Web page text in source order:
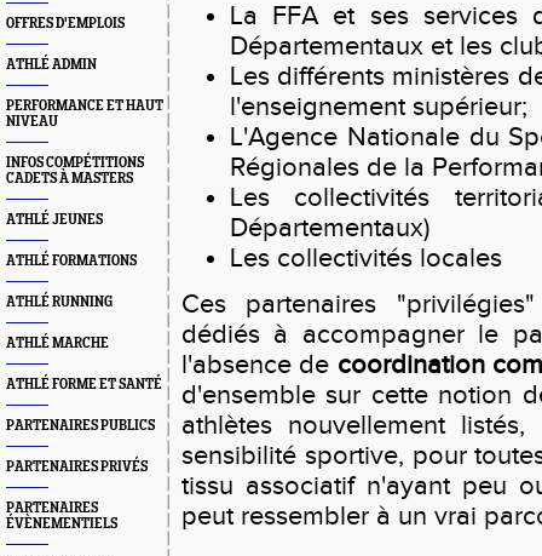
OFFRES D'EMPLOIS
ATHLÉ ADMIN
PERFORMANCE ET HAUT
NIVEAU
INFOS COMPÉTITIONS
CADETS À MASTERS
ATHLÉ JEUNES
ATHLÉ FORMATIONS
ATHLÉ RUNNING
ATHLÉ MARCHE
ATHLÉ FORME ET SANTÉ
PARTENAIRES PUBLICS
PARTENAIRES PRIVÉS
PARTENAIRES
ÉVÈNEMENTIELS
La FFA et ses services
Départementaux et les
Les différents ministères
l'enseignement supérieur;
L'Agence Nationale du
Régionales de la
Les collectivités
Départementaux)
Les collectivités locales
Ces partenaires
dédiés à accompagner le
l'absence de coordination
d'ensemble sur cette notion
athlètes nouvellement
sensibilité sportive, pour
tissu associatif n'ayant peu
peut ressembler à un vrai